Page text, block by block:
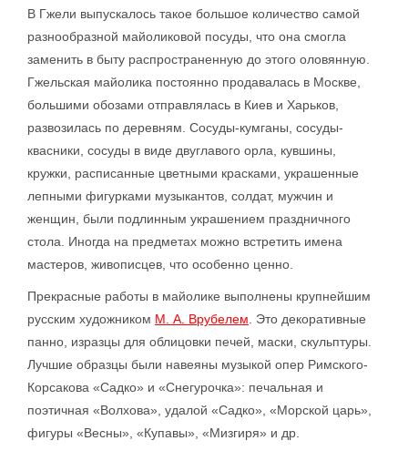
В Гжели выпускалось такое большое количество самой
разнообразной майоликовой посуды, что она смогла
заменить в быту распространенную до этого оловянную.
Гжельская майолика постоянно продавалась в Москве,
большими обозами отправлялась в Киев и Харьков,
развозилась по деревням. Сосуды-кумганы, сосуды-
квасники, сосуды в виде двуглавого орла, кувшины,
кружки, расписанные цветными красками, украшенные
лепными фигурками музыкантов, солдат, мужчин и
женщин, были подлинным украшением праздничного
стола. Иногда на предметах можно встретить имена
мастеров, живописцев, что особенно ценно.
Прекрасные работы в майолике выполнены крупнейшим
русским художником М. А. Врубелем . Это декоративные
панно, изразцы для облицовки печей, маски, скульптуры.
Лучшие образцы были навеяны музыкой опер Римского-
Корсакова «Садко» и «Снегурочка»: печальная и
поэтичная «Волхова», удалой «Садко», «Морской царь»,
фигуры «Весны», «Купавы», «Мизгиря» и др.